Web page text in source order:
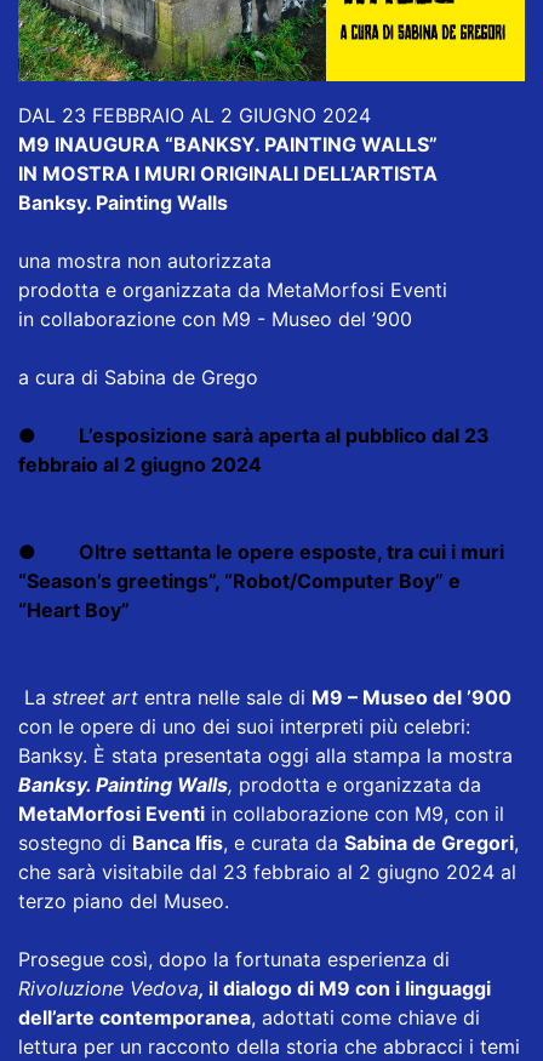
DAL 23 FEBBRAIO AL 2 GIUGNO 2024
M9 INAUGURA “BANKSY. PAINTING WALLS”
IN MOSTRA I MURI ORIGINALI DELL’ARTISTA
Banksy. Painting Walls
una mostra non autorizzata
prodotta e organizzata da MetaMorfosi Eventi
in collaborazione con M9 - Museo del ’900
a cura di Sabina de Grego
● L’esposizione sarà aperta al pubblico dal 23
febbraio al 2 giugno 2024
● Oltre settanta le opere esposte, tra cui i muri
“Season’s greetings”, “Robot/Computer Boy” e
“Heart Boy”
La street art entra nelle sale di M9 – Museo del ’900
con le opere di uno dei suoi interpreti più celebri:
Banksy. È stata presentata oggi alla stampa la mostra
Banksy. Painting Walls, prodotta e organizzata da
MetaMorfosi Eventi in collaborazione con M9, con il
sostegno di Banca Ifis, e curata da Sabina de Gregori,
che sarà visitabile dal 23 febbraio al 2 giugno 2024 al
terzo piano del Museo.
Prosegue così, dopo la fortunata esperienza di
Rivoluzione Vedova, il dialogo di M9 con i linguaggi
dell’arte contemporanea, adottati come chiave di
lettura per un racconto della storia che abbracci i temi